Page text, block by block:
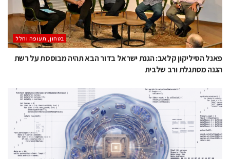
בטחון, תעופה וחלל
פאנל הסיליקון קלאב: הגנת ישראל בדור הבא תהיה מבוססת על רשת
הגנה מסתגלת ורב שלבית